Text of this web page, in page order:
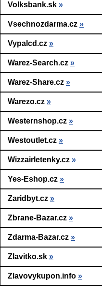
Volksbank.sk »
Vsechnozdarma.cz »
Vypalcd.cz »
Warez-Search.cz »
Warez-Share.cz »
Warezo.cz »
Westernshop.cz »
Westoutlet.cz »
Wizzairletenky.cz »
Yes-Eshop.cz »
Zaridbyt.cz »
Zbrane-Bazar.cz »
Zdarma-Bazar.cz »
Zlavitko.sk »
Zlavovykupon.info »